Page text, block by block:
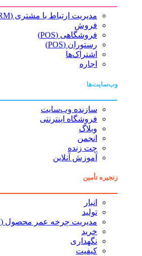
مدیریت ارتباط با مشتری (CRM)
فروش
فروشگاهی (POS)
رستوران (POS)
اشتراک‌ها
اجاره
وب‌سایت‌ها
سازنده وب‌سایت
فروشگاه اینترنتی
وبلاگ
انجمن
چت زنده
آموزش آنلاین
زنجیره تأمین
انبار
تولید
مدیریت چرخه عمر محصول (PLM)
خرید
نگهداری
کیفیت